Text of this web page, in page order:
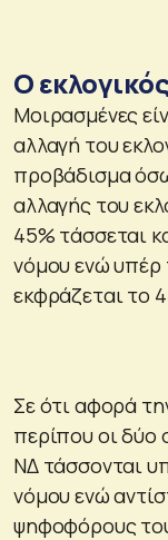
Ο
Μοιρασμένες
αλλαγή του
προβάδισμα
αλλαγής του
45% τάσσεται
νόμου ενώ υπέρ
εκφράζεται το
Σε ότι αφορά
περίπου οι
ΝΔ τάσσονται
νόμου ενώ
ψηφοφόρους